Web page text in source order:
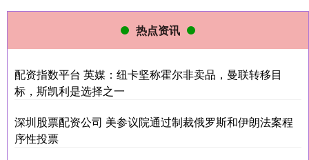
热点资讯
配资指数平台 英媒：纽卡坚称霍尔非卖品，曼联转移目
标，斯凯利是选择之一
深圳股票配资公司 美参议院通过制裁俄罗斯和伊朗法案程
序性投票